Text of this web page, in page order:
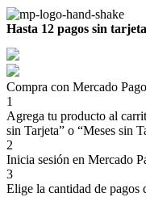
Hasta 12 pagos sin tarjeta
Compra con Mercado
1
Agrega tu producto al
sin Tarjeta” o “Meses sin
2
Inicia sesión en Mercado
3
Elige la cantidad de pagos